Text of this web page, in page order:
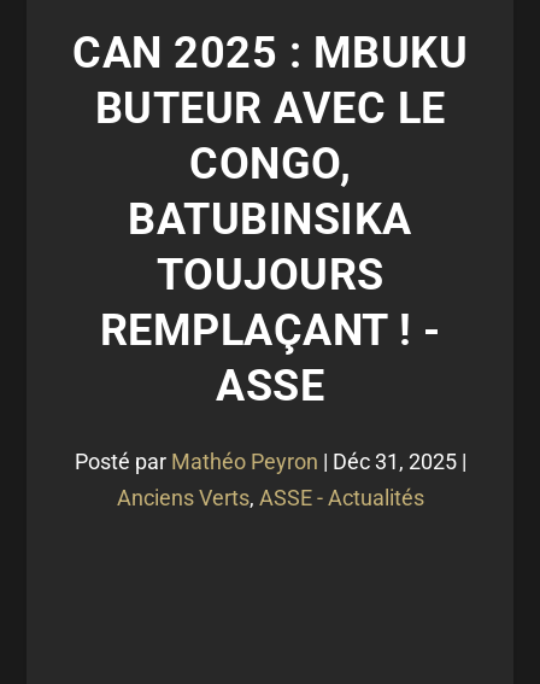
CAN 2025 : MBUKU
BUTEUR AVEC LE
CONGO,
BATUBINSIKA
TOUJOURS
REMPLAÇANT ! -
ASSE
Posté par Mathéo Peyron | Déc 31, 2025|
Anciens Verts, ASSE - Actualités